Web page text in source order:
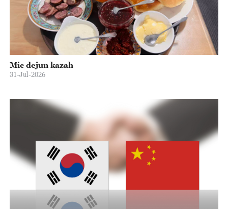
Mic dejun kazah
31-Jul-2026